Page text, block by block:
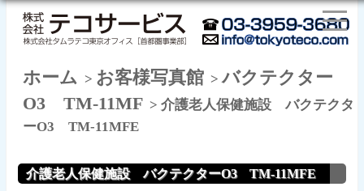
ホーム > お客様写真館>バクテクター
O3 TM-11MF> 介護老人保健施設 バクテクタ
ーO3 TM-11MFE
介護老人保健施設 バクテクターO3 TM-11MFE